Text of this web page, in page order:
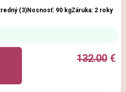
(3)Nosnosť: 90 kgZáruka: 2 roky
132.00€